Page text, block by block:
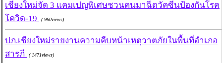
เชียงใหม่จัด 3 แคมเปญพิเศษชวนคนมาฉีดวัคซีนป้องกันโรค
โควิด-19
( 960views)
ปภ.เชียงใหม่รายงานความคืบหน้าเหตุวาตภัยในพื้นที่อำเภอ
สารภี
( 1471views)